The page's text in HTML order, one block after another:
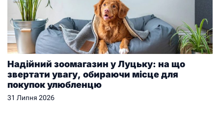
Надійний зоомагазин у Луцьку: на що
звертати увагу, обираючи місце для
покупок улюбленцю
31 Липня 2026